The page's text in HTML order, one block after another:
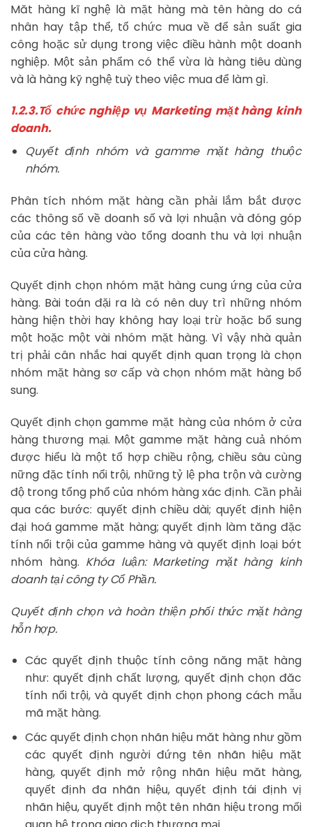
Măt hàng kĩ nghệ là mặt hàng mà tên hàng do cá
nhân hay tập thể, tổ chức mua về để sản suất gia
công hoặc sử dụng trong việc điều hành một doanh
nghiệp. Một sản phẩm có thể vừa là hàng tiêu dùng
và là hàng kỹ nghệ tuỳ theo việc mua để làm gì.
1.2.3.Tổ chức nghiệp vụ Marketing mặt hàng kinh
doanh.
Quyết định nhóm và gamme mặt hàng thuộc
nhóm.
Phân tích nhóm mặt hàng cần phải lắm bắt được
các thông số về doanh số và lợi nhuận và đóng góp
của các tên hàng vào tổng doanh thu và lợi nhuận
của cửa hàng.
Quyết định chọn nhóm mặt hàng cung ứng của cửa
hàng. Bài toán đặi ra là có nên duy trì những nhóm
hàng hiện thời hay không hay loại trừ hoặc bổ sung
một hoặc một vài nhóm mặt hàng. Vì vậy nhà quản
trị phải cân nhắc hai quyết định quan trọng là chọn
nhóm mặt hàng sơ cấp và chọn nhóm mặt hàng bổ
sung.
Quyết định chọn gamme mặt hàng của nhóm ở cửa
hàng thương mại. Một gamme mặt hàng cuả nhóm
được hiểu là một tổ hợp chiều rộng, chiều sâu cùng
nững đặc tính nổi trội, những tỷ lệ pha trộn và cường
độ trong tổng phổ của nhóm hàng xác định. Cần phải
qua các bước: quyết định chiều dài; quyết định hiện
đại hoá gamme mặt hàng; quyết định làm tăng đặc
tính nổi trội của gamme hàng và quyết định loại bớt
nhóm hàng. Khóa luận: Marketing mặt hàng kinh
doanh tại công ty Cổ Phần.
Quyết định chọn và hoàn thiện phối thức mặt hàng
hỗn hợp.
Các quyết định thuộc tính công năng mặt hàng
như: quyết định chất lượng, quyết định chọn đăc
tính nổi trội, và quyết định chọn phong cách mẫu
mã mặt hàng.
Các quyết định chọn nhãn hiệu măt hàng như gồm
các quyết định người đứng tên nhãn hiệu mặt
hàng, quyết định mở rộng nhãn hiệu măt hàng,
quyết định đa nhãn hiệu, quyết định tái định vị
nhãn hiệu, quyết định một tên nhãn hiệu trong mối